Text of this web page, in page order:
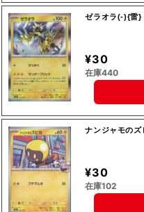
ゼラオラ(-){雷}
¥30
在庫440
ナンジャモの
¥30
在庫102